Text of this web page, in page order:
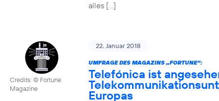
alles […]
Credits: © Fortune
Magazine
22. Januar 2018
UMFRAGE DES MAGAZINS „FORTUNE“:
Telefónica ist
Europas